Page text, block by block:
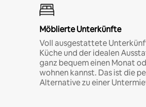
Möblierte Unterkünfte
Voll ausgestattete
Küche und der idealen
ganz bequem einen Monat
wohnen kannst. Das ist die
Alternative zu einer